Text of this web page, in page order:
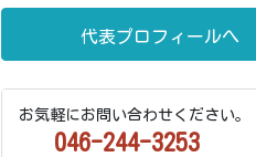
代表プロフィールへ
お気軽にお問い合わせください。
046-244-3253